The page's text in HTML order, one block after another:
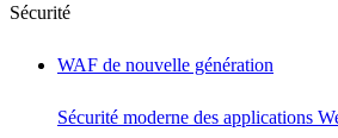
Sécurité
WAF de nouvelle génération
Sécurité moderne des applications